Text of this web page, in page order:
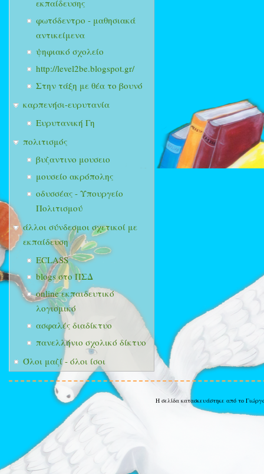
εκπαίδευσης
φωτόδεντρο - μαθησιακά
αντικείμενα
ψηφιακό σχολείο
http://level2be.blogspot.gr/
Στην τάξη με θέα το βουνό
καρπενήσι-ευρυτανία
Ευρυτανική Γη
πολιτισμός
βυζαντινο μουσειο
μουσείο ακρόπολης
οδυσσέας - Υπουργείο
Πολιτισμού
άλλοι σύνδεσμοι σχετικοί με
εκπαίδευση
ECLASS
blogs στο ΠΣΔ
online εκπαιδευτικό
λογισμικό
ασφαλές διαδίκτυο
πανελλήνιο σχολικό δίκτυο
Όλοι μαζί - όλοι ίσοι
Η σελίδα κατασκευάστηκε από το